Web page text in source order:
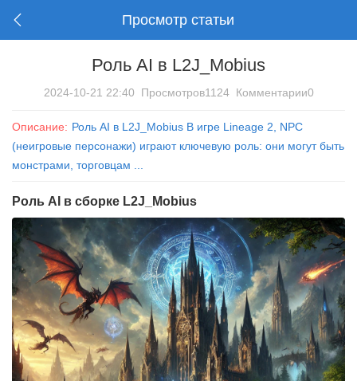
Просмотр статьи
Роль AI в L2J_Mobius
2024-10-21 22:40 Просмотров1124 Комментарии0
Описание: Роль AI в L2J_Mobius В игре Lineage 2, NPC
(неигровые персонажи) играют ключевую роль: они могут быть
монстрами, торговцам ...
Роль AI в сборке L2J_Mobius